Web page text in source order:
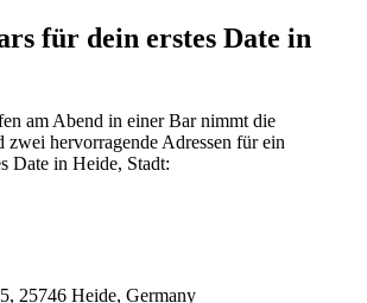
für dein erstes Date in
am Abend in einer Bar nimmt die
hervorragende Adressen für ein
Date in Heide, Stadt:
25746 Heide, Germany